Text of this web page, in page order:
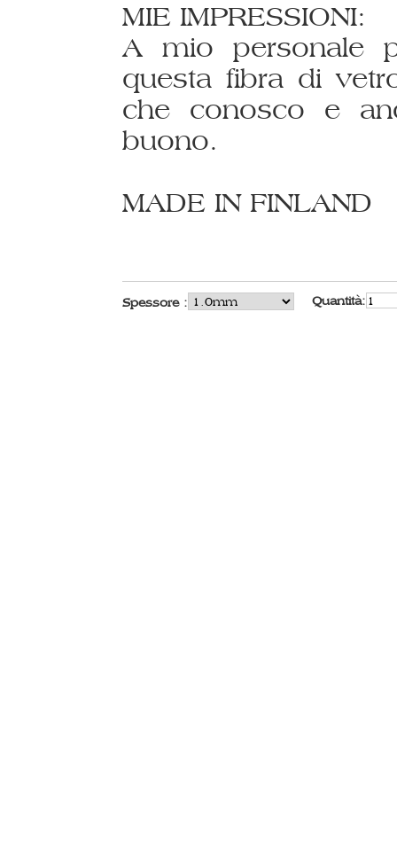
MIE IMPRESSIONI:
A mio personale
questa fibra di
che conosco e
buono.
MADE IN FINLAND
Spessore : Quantità: